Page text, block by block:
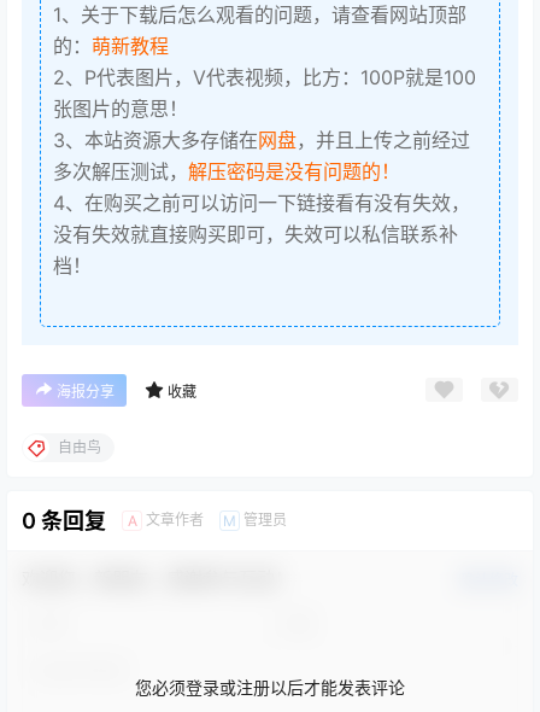
1、关于下载后怎么观看的问题，请查看网站顶部
的： 萌新教程
2、P代表图片，V代表视频，比方：100P就是100
张图片的意思！
3、本站资源大多存储在网盘，并且上传之前经过
多次解压测试， 解压密码是没有问题的！
4、在购买之前可以访问一下链接看有没有失效，
没有失效就直接购买即可，失效可以私信联系补
档！
海报分享 收藏
自由鸟
0 条回复 A 文章作者 M 管理员
您必须登录或注册以后才能发表评论